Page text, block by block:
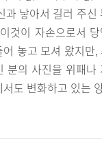
과 낳아서 길러 주
것이 자손으로서
어 놓고 모셔 왔지만
분의 사진을 위패
도 변화하고 있는